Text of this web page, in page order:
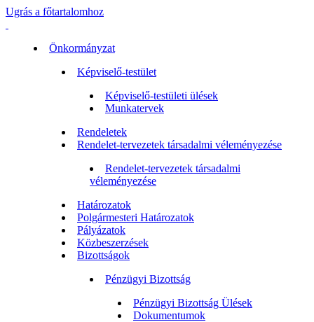
Ugrás a főtartalomhoz
Önkormányzat
Képviselő-testület
Képviselő-testületi ülések
Munkatervek
Rendeletek
Rendelet-tervezetek társadalmi véleményezése
Rendelet-tervezetek társadalmi
véleményezése
Határozatok
Polgármesteri Határozatok
Pályázatok
Közbeszerzések
Bizottságok
Pénzügyi Bizottság
Pénzügyi Bizottság Ülések
Dokumentumok